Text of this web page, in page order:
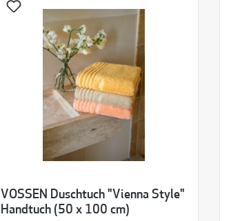
VOSSEN Duschtuch "Vienna Style"
Handtuch (50 x 100 cm)